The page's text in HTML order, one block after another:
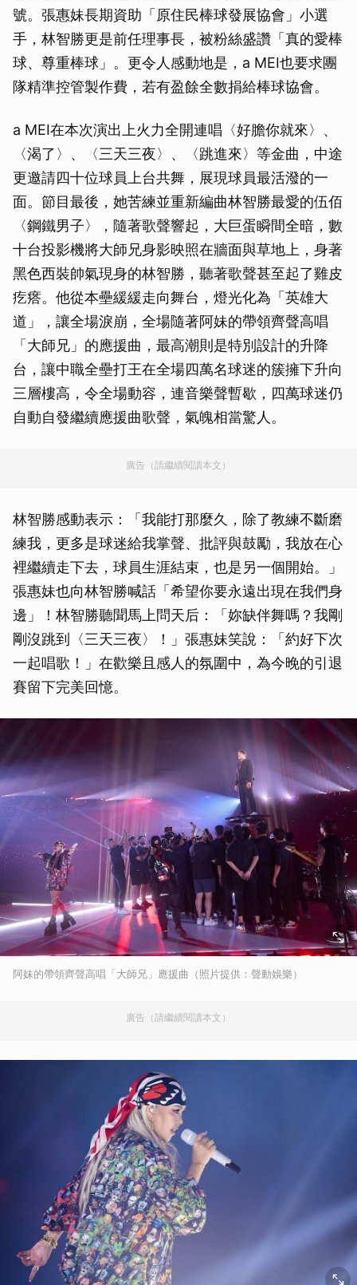
號。張惠妹長期資助「原住民棒球發展協會」小選
手，林智勝更是前任理事長，被粉絲盛讚「真的愛棒
球、尊重棒球」。更令人感動地是，a MEI也要求團
隊精準控管製作費，若有盈餘全數捐給棒球協會。
a MEI在本次演出上火力全開連唱〈好膽你就來〉、
〈渴了〉、〈三天三夜〉、〈跳進來〉等金曲，中途
更邀請四十位球員上台共舞，展現球員最活潑的一
面。節目最後，她苦練並重新編曲林智勝最愛的伍佰
〈鋼鐵男子〉，隨著歌聲響起，大巨蛋瞬間全暗，數
十台投影機將大師兄身影映照在牆面與草地上，身著
黑色西裝帥氣現身的林智勝，聽著歌聲甚至起了雞皮
疙瘩。他從本壘緩緩走向舞台，燈光化為「英雄大
道」，讓全場淚崩，全場隨著阿妹的帶領齊聲高唱
「大師兄」的應援曲，最高潮則是特別設計的升降
台，讓中職全壘打王在全場四萬名球迷的簇擁下升向
三層樓高，令全場動容，連音樂聲暫歇，四萬球迷仍
自動自發繼續應援曲歌聲，氣魄相當驚人。
廣告（請繼續閱讀本文）
林智勝感動表示：「我能打那麼久，除了教練不斷磨
練我，更多是球迷給我掌聲、批評與鼓勵，我放在心
裡繼續走下去，球員生涯結束，也是另一個開始。」
張惠妹也向林智勝喊話「希望你要永遠出現在我們身
邊」！林智勝聽聞馬上問天后：「妳缺伴舞嗎？我剛
剛沒跳到〈三天三夜〉！」張惠妹笑說：「約好下次
一起唱歌！」在歡樂且感人的氛圍中，為今晚的引退
賽留下完美回憶。
阿妹的帶領齊聲高唱「大師兄」應援曲（照片提供：聲動娛樂）
廣告（請繼續閱讀本文）